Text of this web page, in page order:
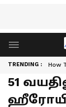
TRENDING : How
51